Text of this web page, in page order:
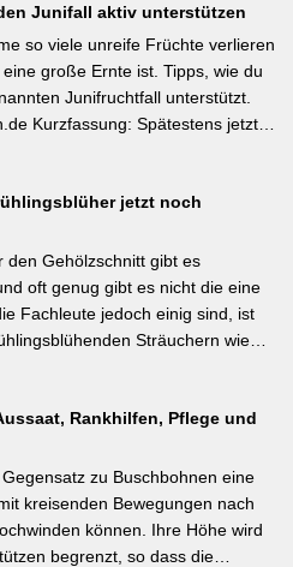
Weiterlesen bei
Profis Kurzfassung: Ein bildreich
Ausgeizen beginnt direkt nach
wiederholt werden.
Wunden rasch abtrocknen.
wann bei Freilandtomaten das
etwa bei buschigen Sorten, die
Junifall aktiv unterstützen
so viele unreife Früchte verlieren
große Ernte ist. Tipps, wie du
Junifruchtfall unterstützt.
Kurzfassung: Spätestens jetzt –
ein rechtzeitiges Eingreifen vor
(Abwechslung von
Birnen gilt: max. zwei kräftige
mindestens eine Handbreit.
entfernen.
jetzt noch
den Gehölzschnitt gibt es
oft genug gibt es nicht die eine
Fachleute jedoch einig sind, ist
Sträuchern wie
Blütenknospen für das nächste
nach der Blüte (bei Flieder:
die letzte Chance – wer jetzt noch
in den nächsten zwei
Überflüssige alte Triebe
neue Holz ausreifen kann.
Rankhilfen, Pflege und
zu Buschbohnen eine
kreisenden Bewegungen nach
können. Ihre Höhe wird
begrenzt, so dass die